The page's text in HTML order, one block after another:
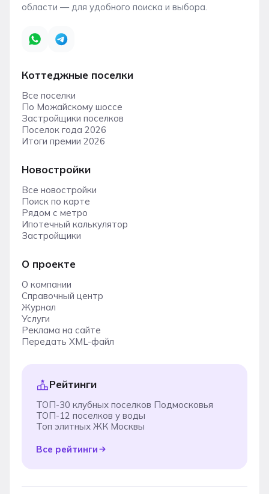
области — для удобного поиска и выбора.
Коттеджные поселки
Все поселки
По Можайскому шоссе
Застройщики поселков
Поселок года 2026
Итоги премии 2026
Новостройки
Все новостройки
Поиск по карте
Рядом с метро
Ипотечный калькулятор
Застройщики
О проекте
О компании
Справочный центр
Журнал
Услуги
Реклама на сайте
Передать XML-файл
Рейтинги
ТОП-30 клубных поселков Подмосковья
ТОП-12 поселков у воды
Топ элитных ЖК Москвы
Все рейтинги